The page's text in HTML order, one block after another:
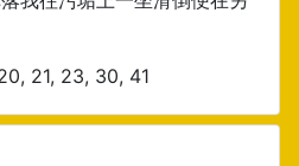
21, 23, 30, 41